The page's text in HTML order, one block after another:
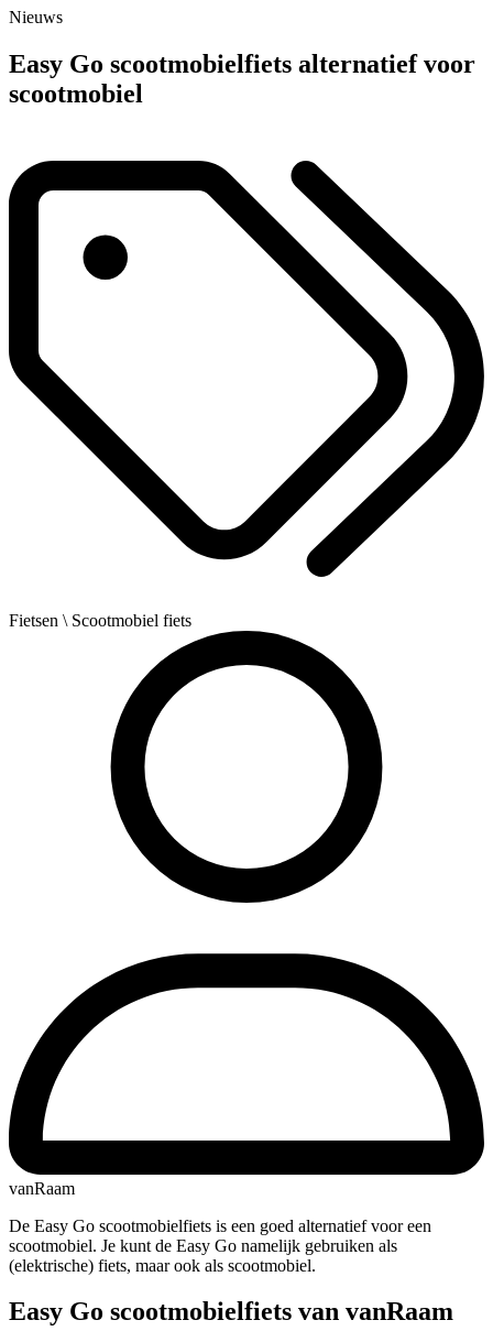
Nieuws
Easy Go scootmobielfiets alternatief voor
scootmobiel
Fietsen \ Scootmobiel fiets
vanRaam
De Easy Go scootmobielfiets is een goed alternatief voor een
scootmobiel. Je kunt de Easy Go namelijk gebruiken als
(elektrische) fiets, maar ook als scootmobiel.
Easy Go scootmobielfiets van vanRaam